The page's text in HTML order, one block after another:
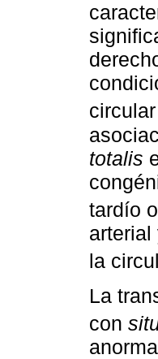
totalis
tardío
arterial
la
La
con